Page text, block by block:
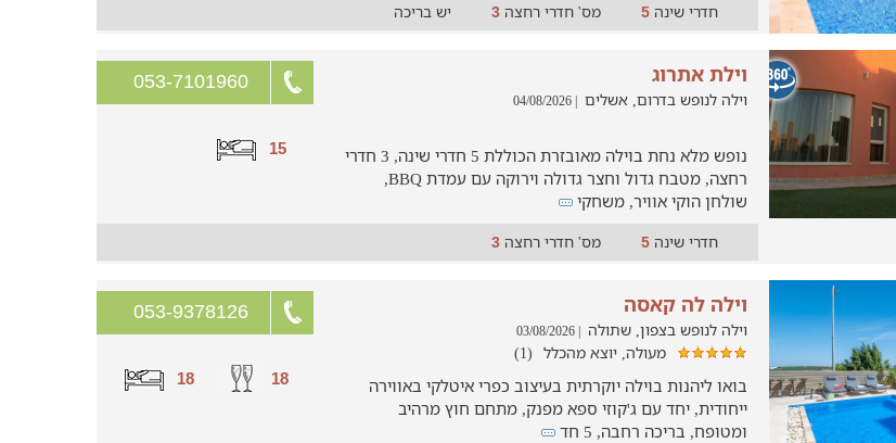
חדרי שינה5 מס' חדרי רחצה3 יש בריכה
053-7101960
15
וילת אתרוג
וילה לנופש בדרום, אשלים | 04/08/2026
נופש מלא נחת בוילה מאובזרת הכוללת 5 חדרי שינה, 3 חדרי
רחצה, מטבח גדול וחצר גדולה וירוקה עם עמדת BBQ,
שולחן הוקי אוויר, משחקי
חדרי שינה5 מס' חדרי רחצה3
053-9378126
18
18
וילה לה קאסה
וילה לנופש בצפון, שתולה | 03/08/2026
מעולה, יוצא מהכלל (1)
בואו ליהנות בוילה יוקרתית בעיצוב כפרי איטלקי באווירה
ייחודית, יחד עם ג'קוזי ספא מפנק, מתחם חוץ מרהיב
ומטופח, בריכה רחבה, 5 חד